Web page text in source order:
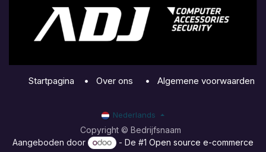
Startpagina • Over ons • Algemene voorwaarden
Copyright © Bedrijfsnaam
Nederlands
Aangeboden door - De #1Open source e-commerce